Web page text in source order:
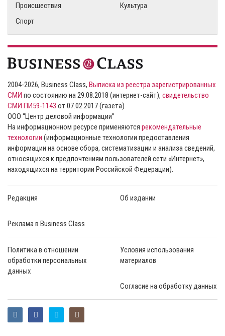
Происшествия
Культура
Спорт
2004-2026, Business Class, Выписка из реестра зарегистрированных
СМИ по состоянию на 29.08.2018 (интернет-сайт), свидетельство
СМИ ПИ59-1143 от 07.02.2017 (газета)
ООО “Центр деловой информации”
На информационном ресурсе применяются рекомендательные
технологии (информационные технологии предоставления
информации на основе сбора, систематизации и анализа сведений,
относящихся к предпочтениям пользователей сети «Интернет»,
находящихся на территории Российской Федерации).
Редакция Об издании
Реклама в Business Class
Политика в отношении
обработки персональных
данных
Условия использования
материалов
Согласие на обработку данных